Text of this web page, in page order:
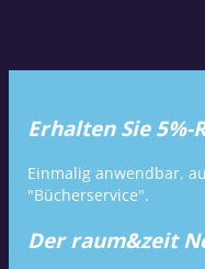
Erhalten Sie
Einmalig anwendbar,
"Bücherservice".
Der raum&zeit